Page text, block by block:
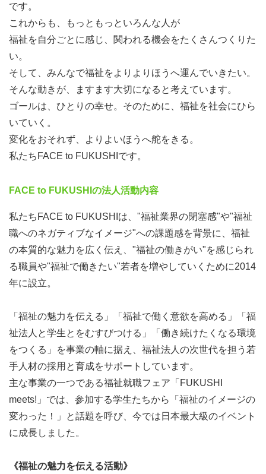
です。
これからも、もっともっといろんな人が
福祉を自分ごとに感じ、関われる機会をたくさんつくりた
い。
そして、みんなで福祉をよりよりほうへ運んでいきたい。
そんな動きが、ますます大切になると考えています。
ゴールは、ひとりの幸せ。そのために、福祉を社会にひら
いていく。
変化をおそれず、よりよいほうへ舵をきる。
私たちFACE to FUKUSHIです。
FACE to FUKUSHIの法人活動内容
私たちFACE to FUKUSHIは、"福祉業界の閉塞感"や"福祉
職へのネガティブなイメージ"への課題感を背景に、福祉
の本質的な魅力を広く伝え、"福祉の働きがい"を感じられ
る職員や"福祉で働きたい"若者を増やしていくために2014
年に設立。
「福祉の魅力を伝える」「福祉で働く意欲を高める」「福
祉法人と学生とをむすびつける」「働き続けたくなる環境
をつくる」を事業の軸に据え、福祉法人の次世代を担う若
手人材の採用と育成をサポートしています。
主な事業の一つである福祉就職フェア「FUKUSHI
meets!」では、参加する学生たちから「福祉のイメージの
変わった！」と話題を呼び、今では日本最大級のイベント
に成長しました。
《福祉の魅力を伝える活動》